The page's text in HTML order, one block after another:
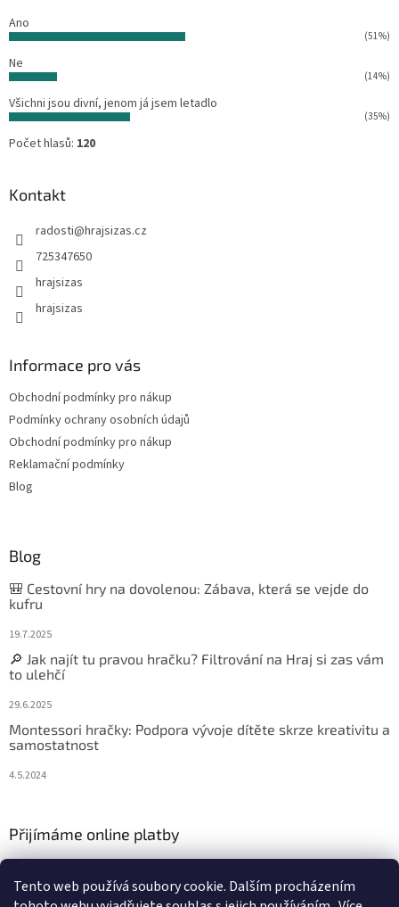
Tento web používá soubory cookie. Dalším procházením
Ano
(51%)
Ne
(14%)
Všichni jsou divní, jenom já jsem letadlo
(35%)
Počet hlasů: 120
Kontakt
radosti@hrajsizas.cz
725347650
hrajsizas
hrajsizas
Informace pro vás
Obchodní podmínky pro nákup
Podmínky ochrany osobních údajů
Obchodní podmínky pro nákup
Reklamační podmínky
Blog
Blog
🎒 Cestovní hry na dovolenou: Zábava, která se vejde do
kufru
19.7.2025
🔎 Jak najít tu pravou hračku? Filtrování na Hraj si zas vám
to ulehčí
29.6.2025
Montessori hračky: Podpora vývoje dítěte skrze kreativitu a
samostatnost
4.5.2024
Přijímáme online platby